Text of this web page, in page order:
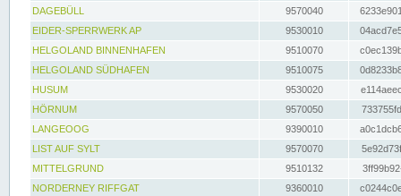
DAGEBÜLL
9570040
EIDER-SPERRWERK AP
9530010
HELGOLAND BINNENHAFEN
9510070
HELGOLAND SÜDHAFEN
9510075
HUSUM
9530020
HÖRNUM
9570050
LANGEOOG
9390010
LIST AUF SYLT
9570070
MITTELGRUND
9510132
NORDERNEY RIFFGAT
9360010